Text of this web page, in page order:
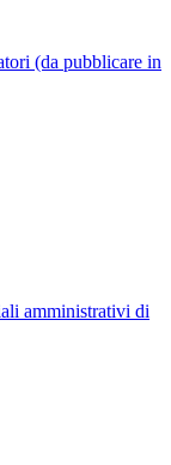
(da pubblicare in
amministrativi di